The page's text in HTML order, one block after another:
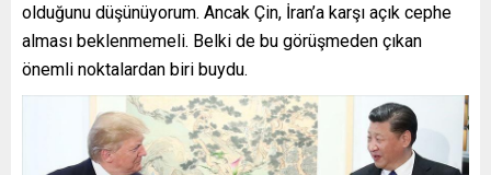
olduğunu düşünüyorum. Ancak Çin, İran’a karşı açık cephe
alması beklenmemeli. Belki de bu görüşmeden çıkan
önemli noktalardan biri buydu.